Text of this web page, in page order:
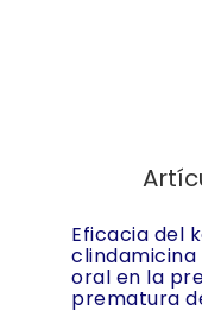
Eficacia del
clindamicina
oral en la
prematura